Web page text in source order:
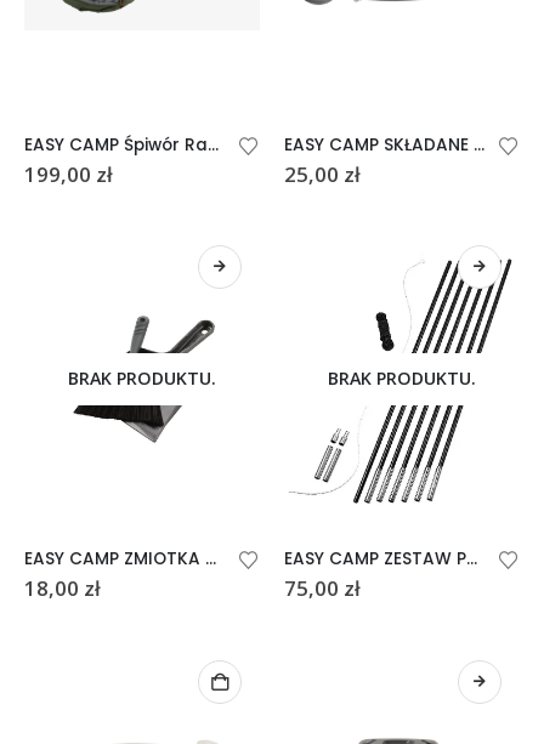
EASY CAMP Śpiwór Raven | Square -3°C
199,00 zł
EASY CAMP SKŁADANE SZTUĆCE
25,00 zł
BRAK PRODUKTU.
EASY CAMP ZMIOTKA Z SZUFELKA
18,00 zł
BRAK PRODUKTU.
EASY CAMP ZESTAW PAŁĄKÓW DO NAMIOTÓW DIY 9,5mm
75,00 zł